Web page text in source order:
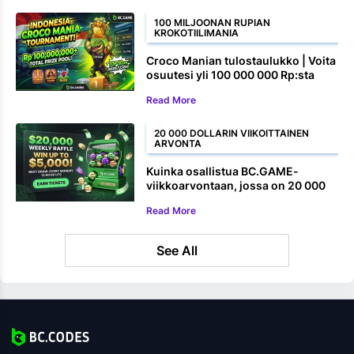
100 MILJOONAN RUPIAN
KROKOTIILIMANIA
Croco Manian tulostaulukko | Voita
osuutesi yli 100 000 000 Rp:sta
Read More
20 000 DOLLARIN VIIKOITTAINEN
ARVONTA
Kuinka osallistua BC.GAME-
viikkoarvontaan, jossa on 20 000
Read More
See All